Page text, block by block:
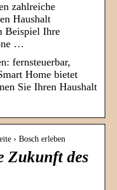
zahlreiche
Haushalt
Beispiel Ihre
…
fernsteuerbar,
Home bietet
Sie Ihren Haushalt
› Bosch erleben
Zukunft des